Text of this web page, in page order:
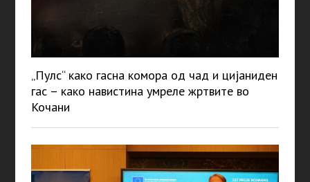
„Пулс“ како гасна комора од чад и цијаниден
гас – како навистина умреле жртвите во
Кочани